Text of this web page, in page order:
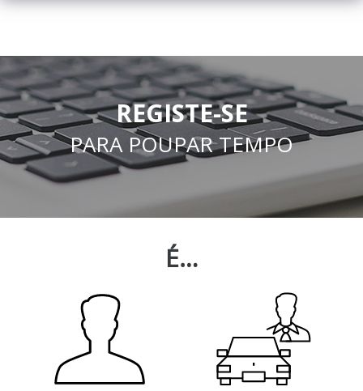
REGISTE-SE
PARA POUPAR TEMPO
É…